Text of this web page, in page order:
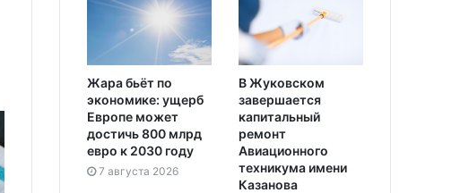
Жара бьёт по
экономике: ущерб
Европе может
достичь 800 млрд
евро к 2030 году
7 августа 2026
В Жуковском
завершается
капитальный
ремонт
Авиационного
техникума имени
Казанова